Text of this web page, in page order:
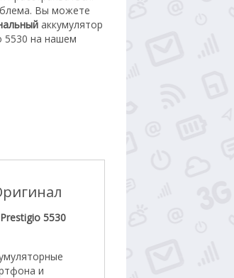
Вы можете
аккумулятор
5530 на нашем
5530
и